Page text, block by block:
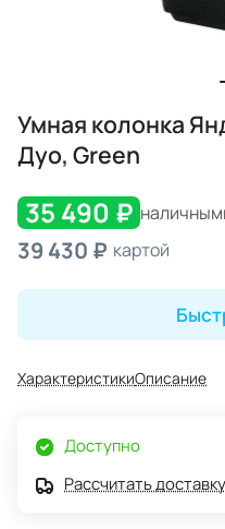
Умная колонка
Дуо, Green
35 490 ₽
39 430 ₽ картой
ХарактеристикиОписание
Доступно
Рассчитать доставку